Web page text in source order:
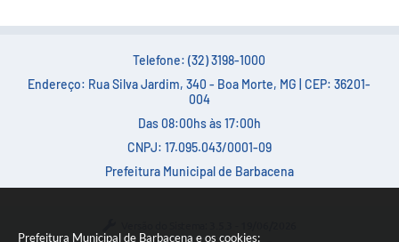
Prefeitura Municipal de Barbacena e os cookies:
Telefone: (32) 3198-1000
Endereço: Rua Silva Jardim, 340 - Boa Morte, MG | CEP: 36201-
004
Das 08:00hs às 17:00h
CNPJ: 17.095.043/0001-09
Prefeitura Municipal de Barbacena